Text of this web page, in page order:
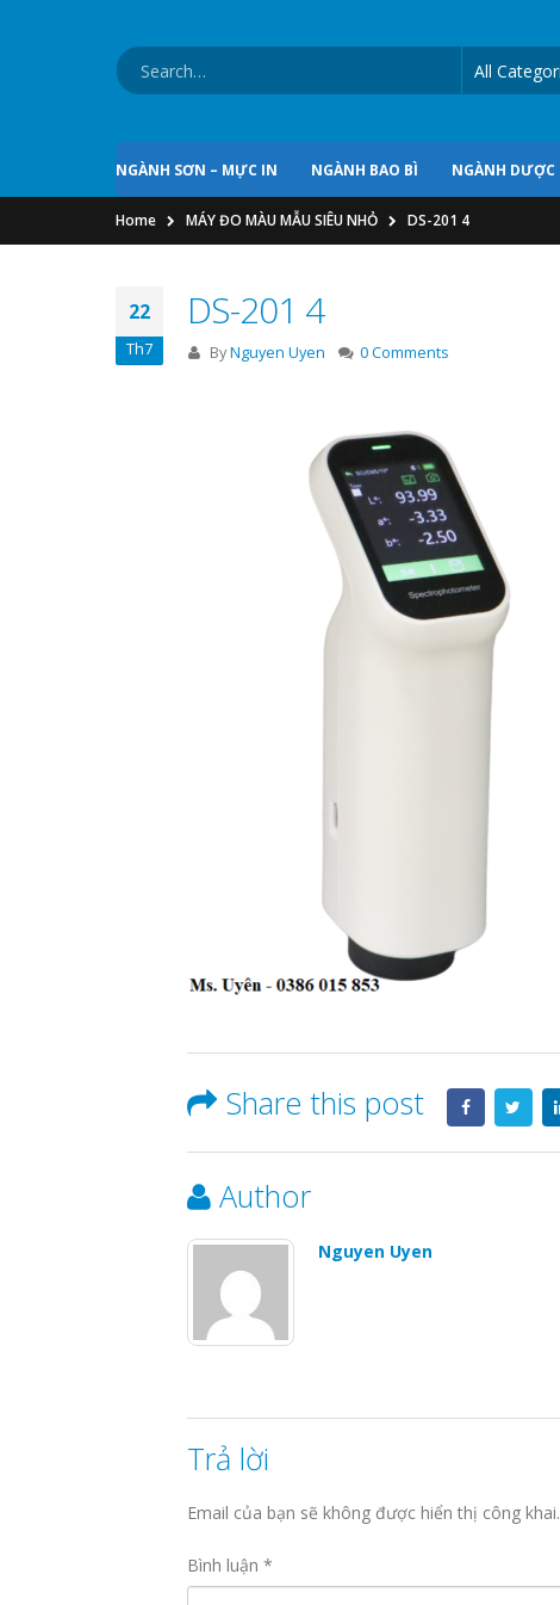
NGÀNH SƠN – MỰC IN NGÀNH BAO BÌ NGÀNH DƯỢC
Home MÁY ĐO MÀU MẪU SIÊU NHỎ DS-201 4
22
Th7
DS-201 4
ByNguyen Uyen 0 Comments
Share this post
Author
Nguyen Uyen
Trả lời
Email của bạn sẽ không được hiển thị công khai.
Bình luận *